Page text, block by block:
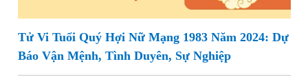
Tử Vi Tuổi Quý Hợi Nữ Mạng 1983 Năm 2024: Dự
Báo Vận Mệnh, Tình Duyên, Sự Nghiệp